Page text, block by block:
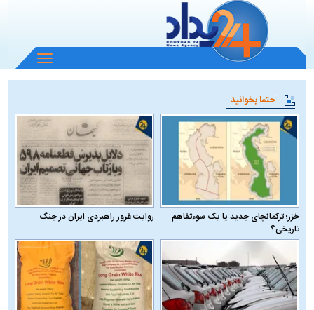
باز
و
منو
حتما بخوانید
خزر؛ ترکمانچای جدید یا یک سوءتفاهم
تاریخی؟
روایت غرور راهبردی ایران در جنگ